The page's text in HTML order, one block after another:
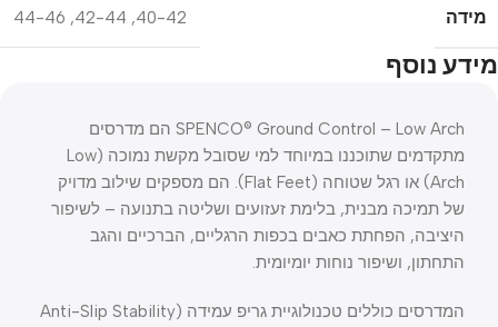
מידה 40-42
,
42-44
,
44-46
מידע נוסף
SPENCO® Ground Control – Low Arch הם מדרסים
מתקדמים שתוכננו במיוחד למי שסובל מקשת נמוכה (Low
Arch) או רגל שטוחה (Flat Feet). הם מספקים שילוב מדויק
של תמיכה מבנית, בלימת זעזועים ושליטה בתנועה – לשיפור
היציבה, הפחתת כאבים בכפות הרגליים, הברכיים והגב
התחתון, ושיפור נוחות יומיומית.
המדרסים כוללים טכנולוגיית גריפ עמידה (Anti-Slip Stability